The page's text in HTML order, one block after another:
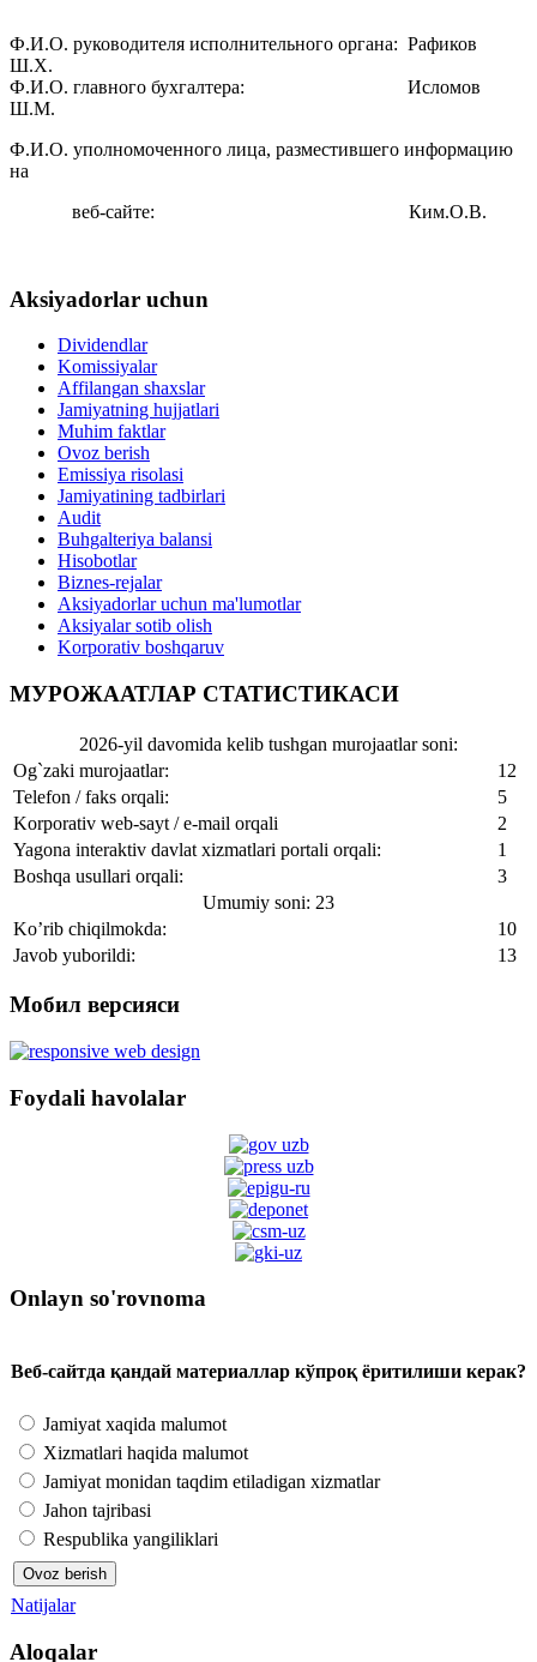
Ф.И.О. руководителя исполнительного органа: Рафиков
Ш.Х.
‎Ф.И.О. главного бухгалтера: Исломов
Ш.М.
‎Ф.И.О. уполномоченного лица, разместившего информацию
на
веб-сайте: Ким.О.В.
Aksiyadorlar uchun
Dividendlar
Komissiyalar
Affilangan shaxslar
Jamiyatning hujjatlari
Muhim faktlar
Ovoz berish
Emissiya risolasi
Jamiyatining tadbirlari
Audit
Buhgalteriya balansi
Hisobotlar
Biznes-rejalar
Aksiyadorlar uchun ma'lumotlar
Aksiyalar sotib olish
Korporativ boshqaruv
МУРОЖААТЛАР СТАТИСТИКАСИ
2026-yil davomida kelib tushgan murojaatlar soni:
Og`zaki murojaatlar:
12
Telefon / faks orqali:
5
Korporativ web-sayt / e-mail orqali
2
Yagona interaktiv davlat xizmatlari portali orqali:
1
Boshqa usullari orqali:
3
Umumiy soni: 23
Ko’rib chiqilmokda:
10
Javob yuborildi:
13
Мобил версияси
Foydali havolalar
Onlayn so'rovnoma
Веб-сайтда қандай материаллар кўпроқ ёритилиши керак?
Jamiyat xaqida malumot
Xizmatlari haqida malumot
Jamiyat monidan taqdim etiladigan xizmatlar
Jahon tajribasi
Respublika yangiliklari
Natijalar
Aloqalar